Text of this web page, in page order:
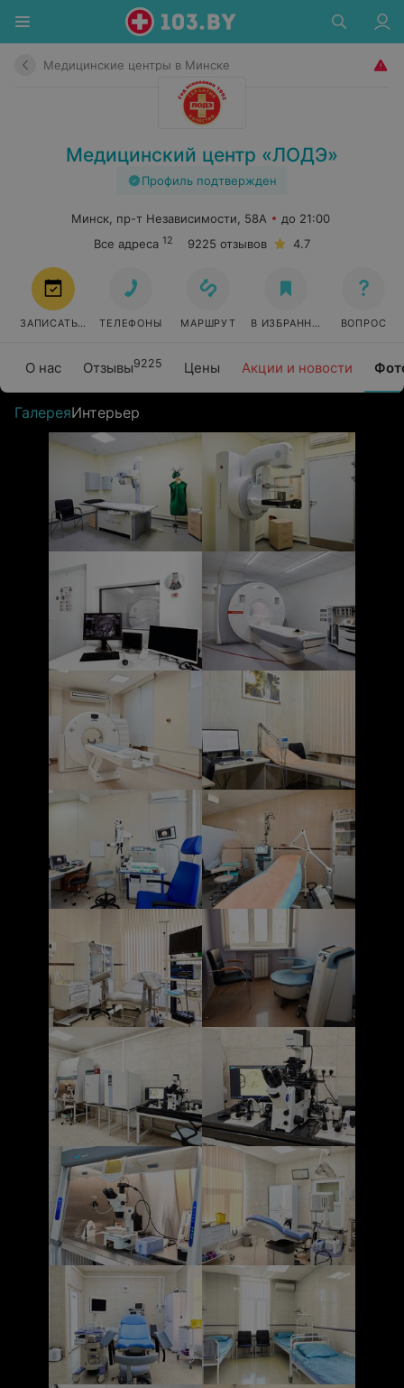
Медицинские центры в Минске
Медицинский центр «ЛОДЭ»
Профиль подтвержден
О нас Отзывы9225 Цены Акции и новости
Минск, пр-т Независимости, 58А
до 21:00
Все адреса 12 9225 отзывов 4.7
ЗАПИСАТЬСЯ ТЕЛЕФОНЫ МАРШРУТ В ИЗБРАННОЕ ВОПРОС
ГалереяИнтерьер